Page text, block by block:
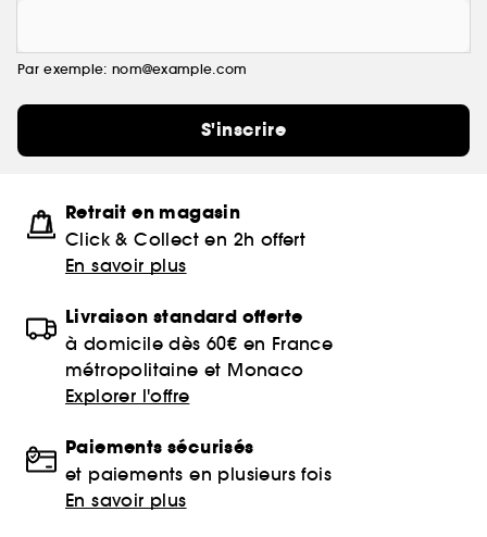
Par exemple: nom@example.com
S'inscrire
Retrait en magasin
Click & Collect en 2h offert
En savoir plus
Livraison standard offerte
à domicile dès 60€ en France
métropolitaine et Monaco
Explorer l'offre
Paiements sécurisés
et paiements en plusieurs fois
En savoir plus